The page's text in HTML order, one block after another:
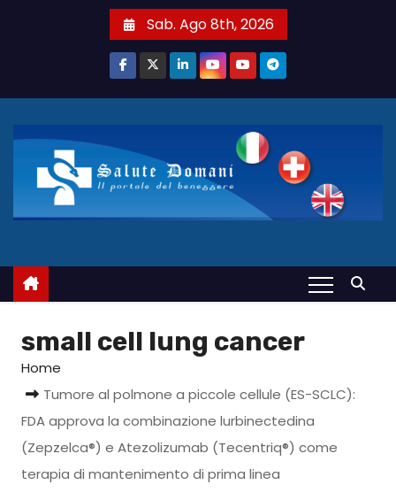
n
Sab. Ago 8th, 2026
small cell lung cancer
Home
Tumore al polmone a piccole cellule (ES-SCLC):
FDA approva la combinazione lurbinectedina
(Zepzelca®) e Atezolizumab (Tecentriq®) come
terapia di mantenimento di prima linea